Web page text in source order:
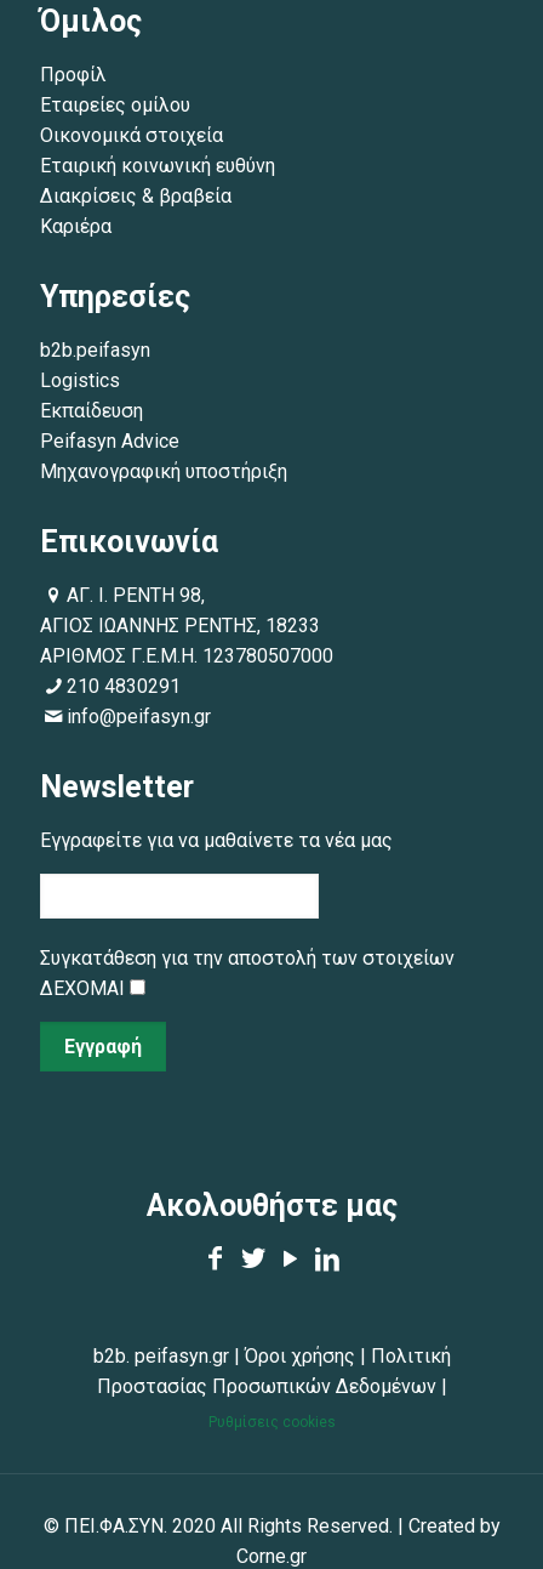
Όμιλος
Προφίλ
Εταιρείες ομίλου
Οικονομικά στοιχεία
Εταιρική κοινωνική ευθύνη
Διακρίσεις & βραβεία
Καριέρα
Υπηρεσίες
b2b.peifasyn
Logistics
Εκπαίδευση
Peifasyn Advice
Μηχανογραφική υποστήριξη
Επικοινωνία
ΑΓ. Ι. ΡΕΝΤΗ 98,
ΑΓΙΟΣ ΙΩΑΝΝΗΣ ΡΕΝΤΗΣ, 18233
ΑΡΙΘΜΟΣ Γ.Ε.Μ.Η. 123780507000
210 4830291
info@peifasyn.gr
Newsletter
Εγγραφείτε για να μαθαίνετε τα νέα μας
Συγκατάθεση για την αποστολή των στοιχείων
ΔΕΧΟΜΑΙ
Εγγραφή
Ακολουθήστε μας
b2b. peifasyn.gr|Όροι χρήσης | Πολιτική
Προστασίας Προσωπικών Δεδομένων|
Ρυθμίσεις cookies
© ΠΕΙ.ΦΑ.ΣΥΝ. 2020 All Rights Reserved. | Created by
Corne.gr